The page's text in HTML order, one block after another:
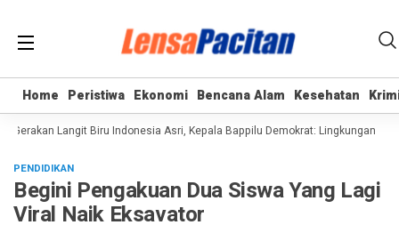
Home Peristiwa Ekonomi Bencana Alam Kesehatan
Home Peristiwa Ekonomi Bencana Alam Kesehatan
Gerakan Langit Biru Indonesia Asri, Kepala Bappilu Demokrat: Lingkungan
PENDIDIKAN
Begini Pengakuan Dua Siswa Yang Lagi
Viral Naik Eksavator